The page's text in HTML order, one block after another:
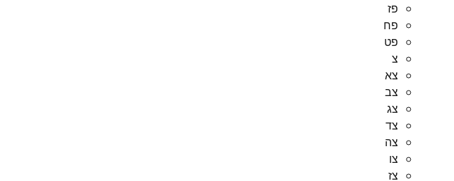
פז
פח
פט
צ
צא
צב
צג
צד
צה
צו
צז